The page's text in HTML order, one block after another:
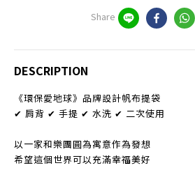
Share
DESCRIPTION
《環保愛地球》品牌設計帆布提袋
✔ 肩背 ✔ 手提 ✔ 水洗 ✔ 二次使用
以一家和樂團圓為寓意作為發想
希望這個世界可以充滿幸福美好